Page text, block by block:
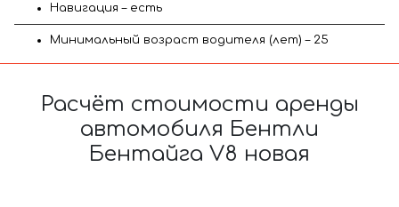
Навигация – есть
Минимальный возраст водителя (лет) – 25
Расчёт стоимости аренды
автомобиля Бентли
Бентайга V8 новая